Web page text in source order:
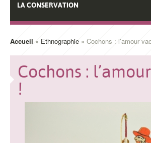
LA CONSERVATION
Fil
d'Ariane
Accueil Ethnographie Cochons : l’amour
Cochons :
!